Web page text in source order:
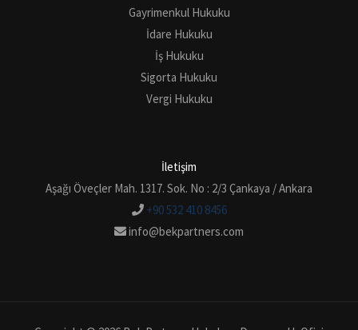
Gayrimenkul Hukuku
İdare Hukuku
İş Hukuku
Sigorta Hukuku
Vergi Hukuku
İletişim
Aşağı Öveçler Mah. 1317. Sok. No : 2/3 Çankaya / Ankara
+90 532 410 8456
info@bekpartners.com